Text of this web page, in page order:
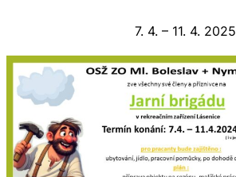
7. 4. – 11. 4. 2025